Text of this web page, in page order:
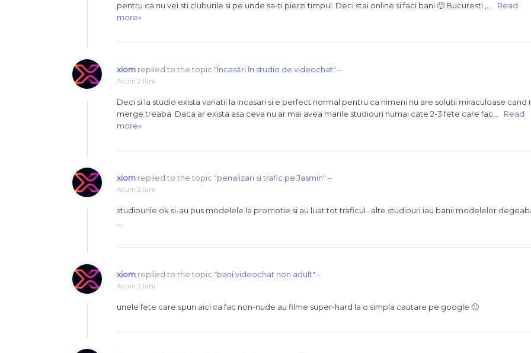
pentru ca nu vei sti cluburile si pe unde sa-ti pierzi timpul. Deci stai online si faci bani 🙂 Bucuresti ,… Read
more»
xiom replied to the topic "Încasări în studio de videochat" –
Acum 2 luni
Deci si la studio exista variatii la incasari si e perfect normal pentru ca nimeni nu are solutii miraculoase cand
merge treaba. Daca ar exista asa ceva nu ar mai avea marile studiouri numai cate 2-3 fete care fac… Read
more»
xiom replied to the topic "penalizari si trafic pe Jasmin" –
Acum 2 luni
studiourile ok si-au pus modelele la promotie si au luat tot traficul…alte studiouri iau banii modelelor
xiom replied to the topic "bani videochat non adult" –
Acum 2 luni
unele fete care spun aici ca fac non-nude au filme super-hard la o simpla cautare pe google 🙂